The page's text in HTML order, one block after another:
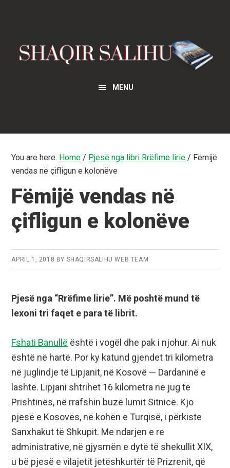
content
sidebar
MENU
You are here: Home / Pjesë nga libri Rrëfime lirie / Fëmijë
vendas në çifligun e kolonëve
Fëmijë vendas në
çifligun e kolonëve
APRIL 1, 2018 BY SHAQIRSALIHU WEB TEAM
Pjesë nga “Rrëfime lirie”. Më poshtë mund të
lexoni tri faqet e para të librit.
Fshati Banullë është i vogël dhe pak i njohur. Ai nuk
është në hartë. Por ky katund gjendet tri kilometra
në juglindje të Lipjanit, në Kosovë — Dardaninë e
lashtë. Lipjani shtrihet 16 kilometra në jug të
Prishtinës, në rrafshin buzë lumit Sitnicë. Kjo
pjesë e Kosovës, në kohën e Turqisë, i përkiste
Sanxhakut të Shkupit. Me ndarjen e re
administrative, në gjysmën e dytë të shekullit XIX,
u bë pjesë e vilajetit jetëshkurtër të Prizrenit, që